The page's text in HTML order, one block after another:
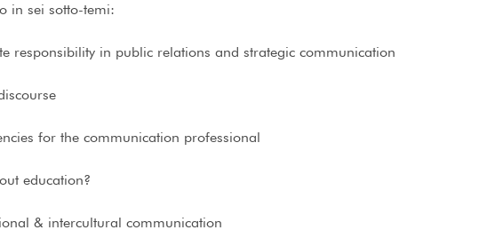
in sei sotto-temi:
responsibility in public relations and strategic communication
for the communication professional
education?
& intercultural communication